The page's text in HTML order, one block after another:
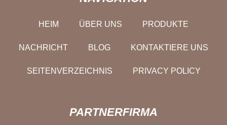
HEIM ÜBER UNS PRODUKTE
NACHRICHT BLOG KONTAKTIERE UNS
SEITENVERZEICHNIS PRIVACY POLICY
PARTNERFIRMA